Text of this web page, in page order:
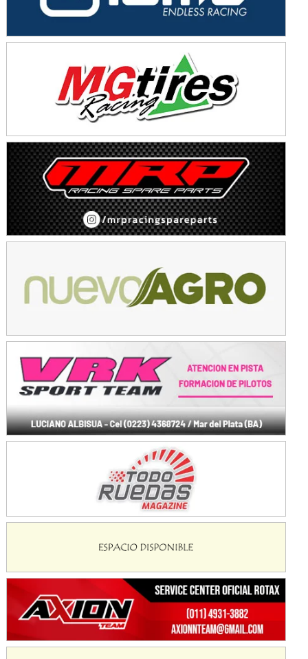
Ciudad de Trenque Lauquen (Asfalto)
ENTRERRIANO - F6 (POSTERGADA)
Parque de la Velocidad (Asfalto)
Villaguay (Entre Ríos)
VICTORIENSE - F7
El Cerro (Tierra)
Victoria (Entre Ríos)
PATAGONICO - F6
Moto Club Reginense (Tierra)
Gral. E. Godoy (Río Negro)
CSK - F7
Juventud Unida (Tierra)
NORESTE SANTAFESINO - F6
Ciudad de Avellaneda (Asfalto)
Avellaneda (Santa Fe)
SUR SANTAFESINO - F4
Rufino (Santa Fe)
TUCUMANO - F5
El Timbó (Tucumán)